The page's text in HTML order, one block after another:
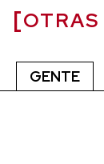
OTRAS
GENTE